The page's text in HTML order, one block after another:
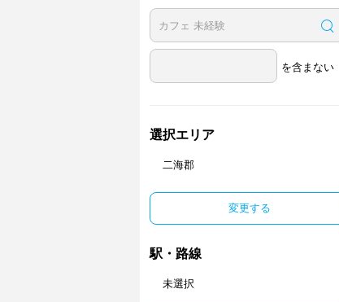
を含まない
選択エリア
二海郡
変更する
駅・路線
未選択